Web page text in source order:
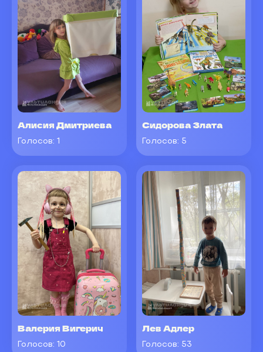
Алисия Дмитриева
Голосов: 1
Сидорова Злата
Голосов: 5
Валерия Вигерич
Голосов: 10
Лев Адлер
Голосов: 53